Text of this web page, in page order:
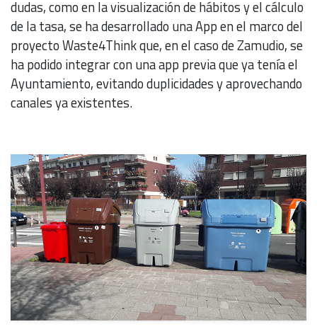
dudas, como en la visualización de hábitos y el cálculo
de la tasa, se ha desarrollado una App en el marco del
proyecto Waste4Think que, en el caso de Zamudio, se
ha podido integrar con una app previa que ya tenía el
Ayuntamiento, evitando duplicidades y aprovechando
canales ya existentes.